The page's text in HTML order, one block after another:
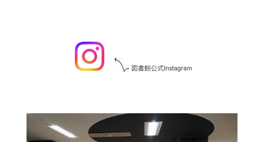
図書館公式Instagram